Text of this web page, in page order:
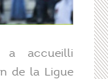
a accueilli
de la Ligue